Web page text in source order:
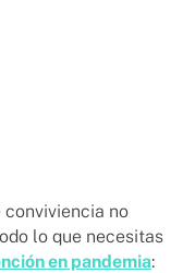
conviviencia no
lo que necesitas
en pandemia: